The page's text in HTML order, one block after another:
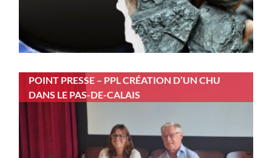
POINT PRESSE – PPL CRÉATION D’UN CHU
DANS LE PAS-DE-CALAIS